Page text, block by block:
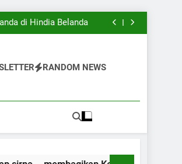
tunggal iPan Lasuang
di Hindia Belanda
Wayang Kulit
di Hindia Belanda
Wayang Kulit
RANDOM NEWS